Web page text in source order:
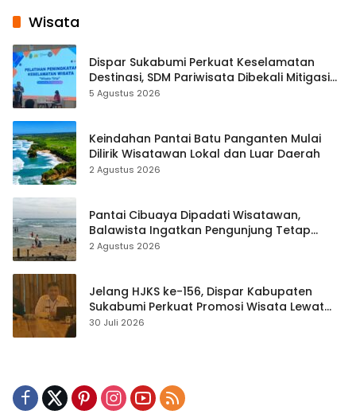
Wisata
Dispar Sukabumi Perkuat Keselamatan
Destinasi, SDM Pariwisata Dibekali Mitigasi
hingga Teknik Evakuasi
5 Agustus 2026
Keindahan Pantai Batu Panganten Mulai
Dilirik Wisatawan Lokal dan Luar Daerah
2 Agustus 2026
Pantai Cibuaya Dipadati Wisatawan,
Balawista Ingatkan Pengunjung Tetap
Waspada
2 Agustus 2026
Jelang HJKS ke-156, Dispar Kabupaten
Sukabumi Perkuat Promosi Wisata Lewat
Publikasi Digital
30 Juli 2026